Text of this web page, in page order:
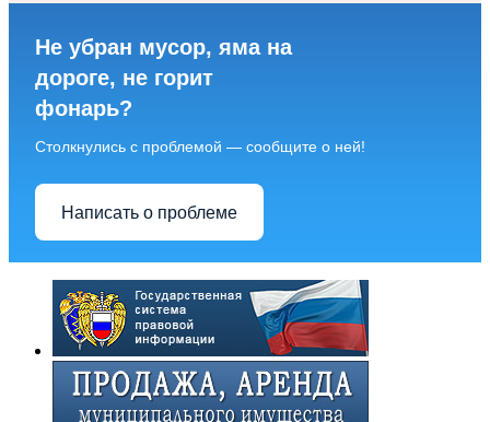
Не убран мусор, яма на
дороге, не горит
фонарь?
Столкнулись с проблемой — сообщите о ней!
Написать о проблеме